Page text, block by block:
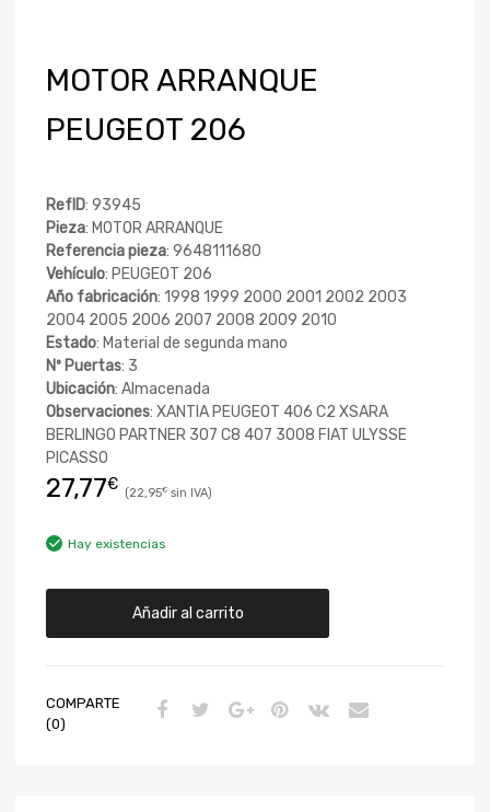
MOTOR ARRANQUE
PEUGEOT 206
RefID: 93945
Pieza: MOTOR ARRANQUE
Referencia pieza: 9648111680
Vehículo: PEUGEOT 206
Año fabricación: 1998 1999 2000 2001 2002 2003
2004 2005 2006 2007 2008 2009 2010
Estado: Material de segunda mano
Nº Puertas: 3
Ubicación: Almacenada
Observaciones: XANTIA PEUGEOT 406 C2 XSARA
BERLINGO PARTNER 307 C8 407 3008 FIAT ULYSSE
PICASSO
27,77€ 22,95€
Hay existencias
Añadir al carrito
COMPARTE
(0)